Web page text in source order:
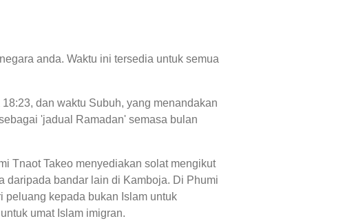
anda. Waktu ini tersedia untuk semua
dan waktu Subuh, yang menandakan
'jadual Ramadan' semasa bulan
Tnaot Takeo menyediakan solat mengikut
daripada bandar lain di Kamboja. Di Phumi
peluang kepada bukan Islam untuk
umat Islam imigran.